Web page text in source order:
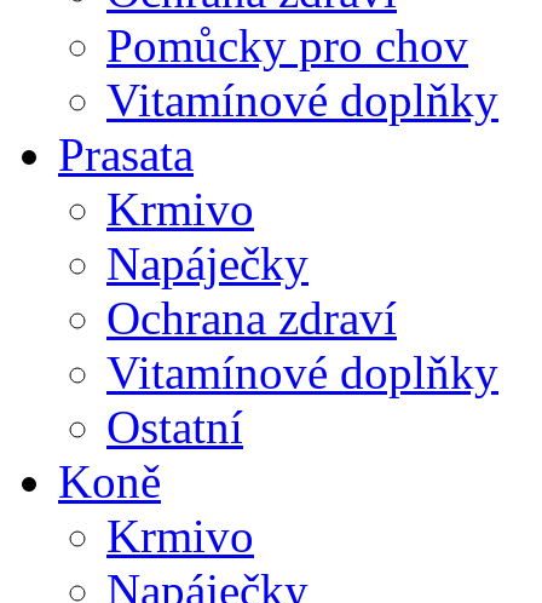
Pomůcky pro chov
Vitamínové doplňky
Prasata
Krmivo
Napáječky
Ochrana zdraví
Vitamínové doplňky
Ostatní
Koně
Krmivo
Napáječky